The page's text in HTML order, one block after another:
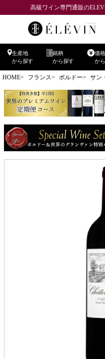
高級ワイン専門通販の
生産地
から探す
銘柄
から探す
価
か
HOME フランス ボルドー サン